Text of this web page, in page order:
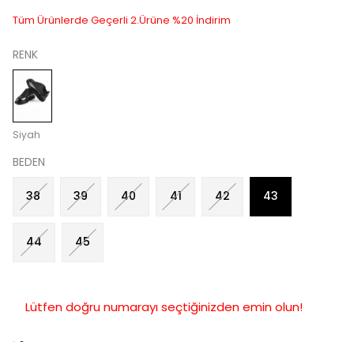
Tüm Ürünlerde Geçerli 2.Ürüne %20 İndirim
RENK
Siyah
BEDEN
38 39 40 41 42 43
44 45
Lütfen doğru numarayı seçtiğinizden emin olun!